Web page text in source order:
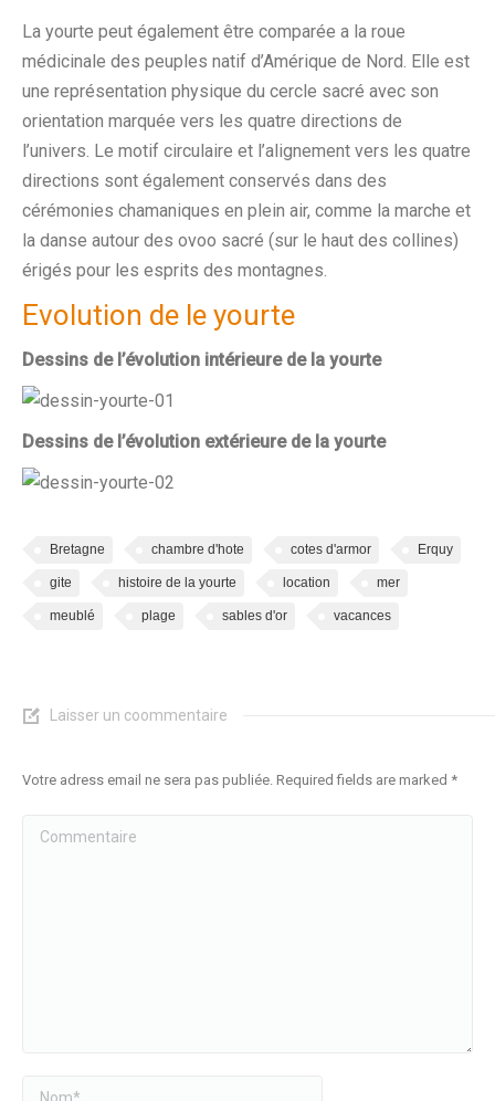
La yourte peut également être comparée a la roue
médicinale des peuples natif d’Amérique de Nord. Elle est
une représentation physique du cercle sacré avec son
orientation marquée vers les quatre directions de
l’univers. Le motif circulaire et l’alignement vers les quatre
directions sont également conservés dans des
cérémonies chamaniques en plein air, comme la marche et
la danse autour des ovoo sacré (sur le haut des collines)
érigés pour les esprits des montagnes.
Evolution de le yourte
Dessins de l’évolution intérieure de la yourte
Dessins de l’évolution extérieure de la yourte
Bretagne chambre d'hote cotes d'armor Erquy
gite histoire de la yourte location mer
meublé plage sables d'or vacances
Laisser un coommentaire
Votre adress email ne sera pas publiée. Required fields are marked *
Nom *